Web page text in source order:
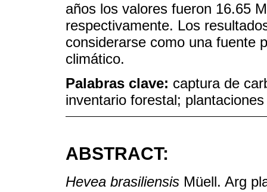
años los valores fueron 16.65
respectivamente. Los
considerarse como una fuente
climático.
Palabras clave: captura de
inventario forestal;
ABSTRACT:
Hevea brasiliensis Müell. Arg